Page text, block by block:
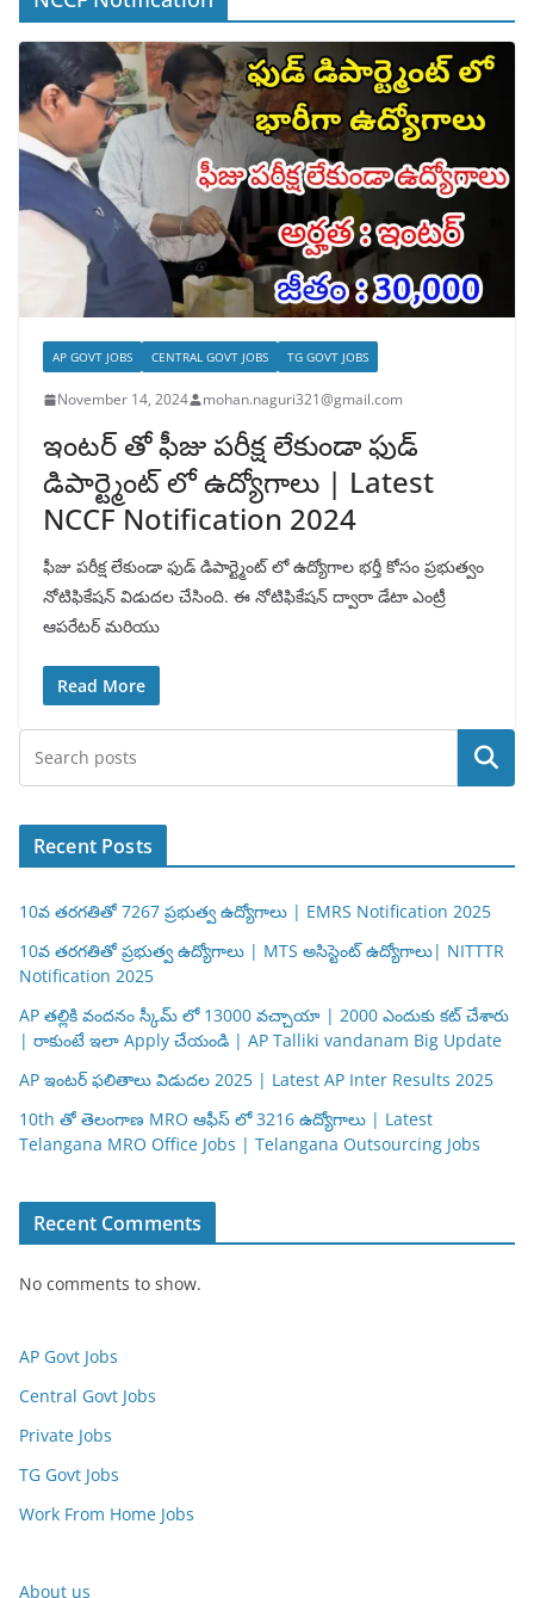
AP GOVT JOBS CENTRAL GOVT JOBS TG GOVT JOBS
November 14, 2024 mohan.naguri321@gmail.com
ఇంటర్ తో ఫీజు పరీక్ష లేకుండా ఫుడ్
డిపార్ట్మెంట్ లో ఉద్యోగాలు | Latest
NCCF Notification 2024
ఫీజు పరీక్ష లేకుండా ఫుడ్ డిపార్ట్మెంట్ లో ఉద్యోగాల భర్తీ కోసం ప్రభుత్వం
నోటిఫికేషన్ విడుదల చేసింది. ఈ నోటిఫికేషన్ ద్వారా డేటా ఎంట్రీ
ఆపరేటర్ మరియు
Read More
Search
Recent Posts
10వ తరగతితో 7267 ప్రభుత్వ ఉద్యోగాలు | EMRS Notification 2025
10వ తరగతితో ప్రభుత్వ ఉద్యోగాలు | MTS అసిస్టెంట్ ఉద్యోగాలు| NITTTR
Notification 2025
AP తల్లికి వందనం స్కీమ్ లో 13000 వచ్చాయా | 2000 ఎందుకు కట్ చేశారు
| రాకుంటే ఇలా Apply చేయండి | AP Talliki vandanam Big Update
AP ఇంటర్ ఫలితాలు విడుదల 2025 | Latest AP Inter Results 2025
10th తో తెలంగాణ MRO ఆఫీస్ లో 3216 ఉద్యోగాలు | Latest
Telangana MRO Office Jobs | Telangana Outsourcing Jobs
Recent Comments
No comments to show.
AP Govt Jobs
Central Govt Jobs
Private Jobs
TG Govt Jobs
Work From Home Jobs
About us